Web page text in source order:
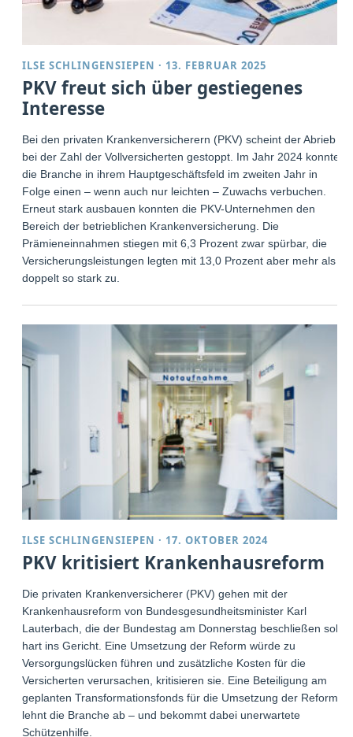
ILSE SCHLINGENSIEPEN · 13. FEBRUAR 2025
PKV freut sich über gestiegenes
Interesse
Bei den privaten Krankenversicherern (PKV) scheint der Abrieb
bei der Zahl der Vollversicherten gestoppt. Im Jahr 2024 konnte
die Branche in ihrem Hauptgeschäftsfeld im zweiten Jahr in
Folge einen – wenn auch nur leichten – Zuwachs verbuchen.
Erneut stark ausbauen konnten die PKV-Unternehmen den
Bereich der betrieblichen Krankenversicherung. Die
Prämieneinnahmen stiegen mit 6,3 Prozent zwar spürbar, die
Versicherungsleistungen legten mit 13,0 Prozent aber mehr als
doppelt so stark zu.
ILSE SCHLINGENSIEPEN · 17. OKTOBER 2024
PKV kritisiert Krankenhausreform
Die privaten Krankenversicherer (PKV) gehen mit der
Krankenhausreform von Bundesgesundheitsminister Karl
Lauterbach, die der Bundestag am Donnerstag beschließen soll,
hart ins Gericht. Eine Umsetzung der Reform würde zu
Versorgungslücken führen und zusätzliche Kosten für die
Versicherten verursachen, kritisieren sie. Eine Beteiligung am
geplanten Transformationsfonds für die Umsetzung der Reform
lehnt die Branche ab – und bekommt dabei unerwartete
Schützenhilfe.